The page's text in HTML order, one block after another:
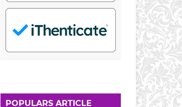
POPULARS ARTICLE